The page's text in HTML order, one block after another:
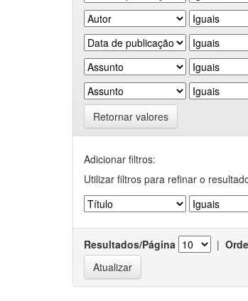
Retornar valores
Adicionar filtros:
Utilizar filtros para refinar o
Resultados/Página |